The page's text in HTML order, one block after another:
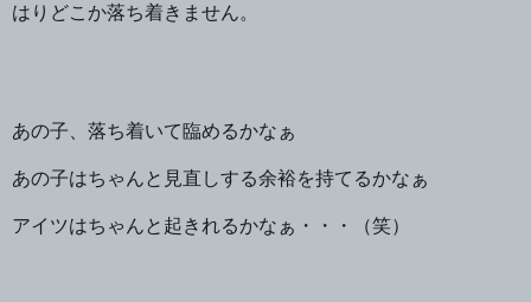
はりどこか落ち着きません。
あの子、落ち着いて臨めるかなぁ
あの子はちゃんと見直しする余裕を持てるかなぁ
アイツはちゃんと起きれるかなぁ・・・（笑）